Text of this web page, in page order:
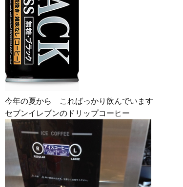
今年の夏から こればっかり飲んでいます
セブンイレブンのドリップコーヒー